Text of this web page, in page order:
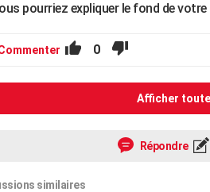
pourriez expliquer le fond de votre
0
Afficher
Répondre
similaires